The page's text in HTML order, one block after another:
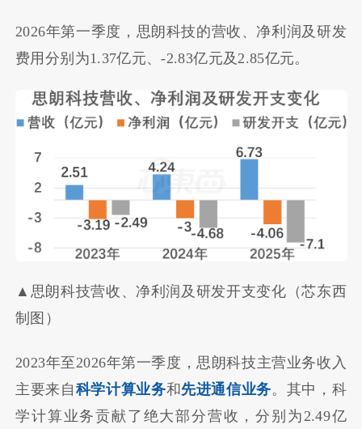
2026年第一季度，思朗科技的营收、净利润及研发
费用分别为1.37亿元、-2.83亿元及2.85亿元。
▲思朗科技营收、净利润及研发开支变化（芯东西
制图）
2023年至2026年第一季度，思朗科技主营业务收入
主要来自 科学计算业务和先进通信业务。其中，科
学计算业务贡献了绝大部分营收，分别为2.49亿